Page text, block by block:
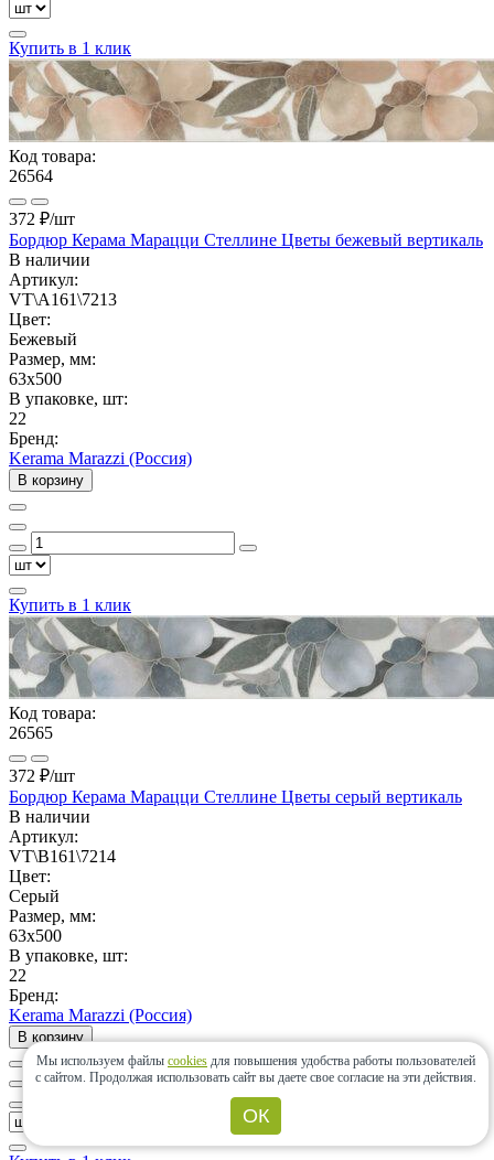
Купить в 1 клик
Код товара:
26564
372 ₽/шт
Бордюр Керама Марацци Стеллине Цветы бежевый вертикаль
В наличии
Артикул:
VT\A161\7213
Цвет:
Бежевый
Размер, мм:
63x500
В упаковке, шт:
22
Бренд:
Kerama Marazzi (Россия)
В корзину
Купить в 1 клик
Код товара:
26565
372 ₽/шт
Бордюр Керама Марацци Стеллине Цветы серый вертикаль
В наличии
Артикул:
VT\B161\7214
Цвет:
Серый
Размер, мм:
63x500
В упаковке, шт:
22
Бренд:
Kerama Marazzi (Россия)
В корзину
Мы используем файлы cookies для повышения удобства работы пользователей
с сайтом. Продолжая использовать сайт вы даете свое согласие на эти действия.
ОК